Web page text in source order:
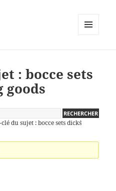
: bocce sets
goods
du sujet : bocce sets dick`s